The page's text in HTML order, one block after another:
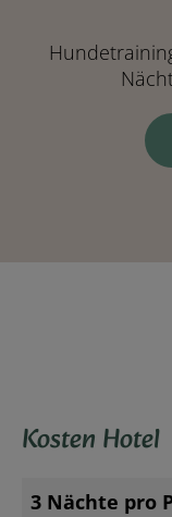
Kosten Hotel
3 Nächte pro